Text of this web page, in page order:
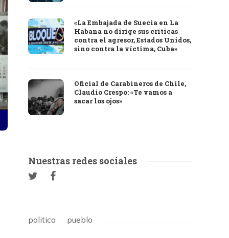
«La Embajada de Suecia en La
Habana no dirige sus críticas
contra el agresor, Estados Unidos,
sino contra la víctima, Cuba»
Oficial de Carabineros de Chile,
Claudio Crespo: «Te vamos a
sacar los ojos»
Nuestras redes sociales
politica pueblo